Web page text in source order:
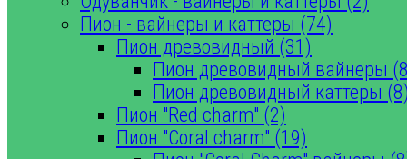
Пион - вайнеры и каттеры (74)
Пион древовидный (31)
Пион древовидный вайнеры
Пион древовидный каттеры (8)
Пион "Red charm" (2)
Пион "Coral charm" (19)